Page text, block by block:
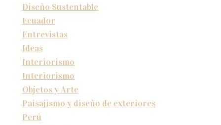
Diseño Sustentable
Ecuador
Entrevistas
Ideas
Interiorismo
Interiorismo
Objetos y Arte
Paisajismo y diseño de exteriores
Perú